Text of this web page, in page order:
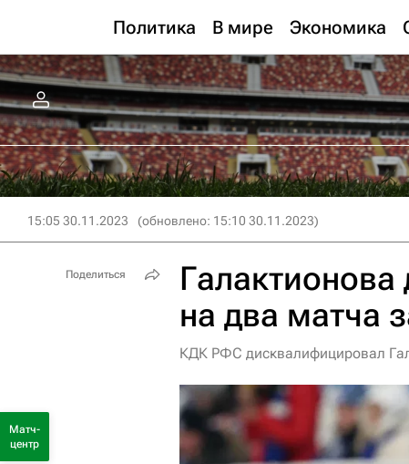
Политика В мире Экономика
15:05 30.11.2023 (обновлено: 15:10 30.11.2023)
на два матча
КДК РФС дисквалифицировал
Поделиться
Матч-
центр